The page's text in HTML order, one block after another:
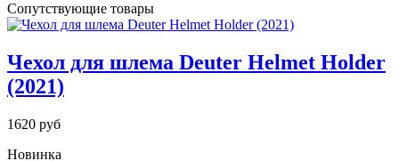
Сопутствующие товары
Чехол для шлема Deuter Helmet Holder
(2021)
1620 руб
Новинка